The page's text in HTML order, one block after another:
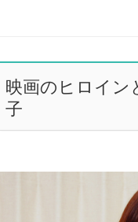
映画のヒロイン
子